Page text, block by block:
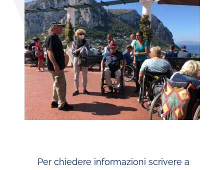
Per chiedere informazioni scrivere a